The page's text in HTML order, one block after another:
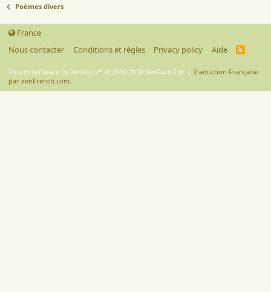
Poèmes divers
France
Nous contacter
Conditions et règles Privacy policy Aide
R
S
Forum software by XenForo™ © 2010-2018 XenForo Ltd. | Traduction Française
par xenFrench.com.